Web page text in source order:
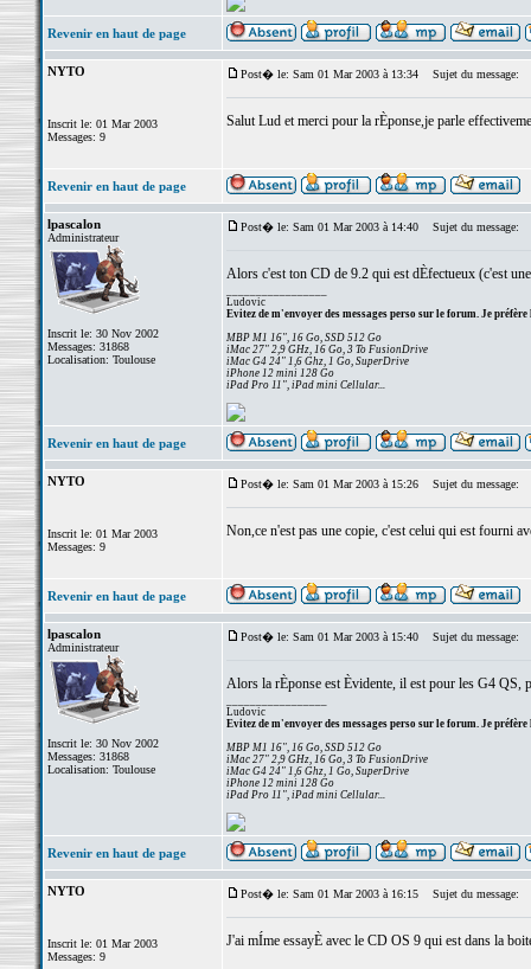
Revenir en haut de page
NYTO
Inscrit le: 01 Mar 2003
Messages: 9
Post� le: Sam 01 Mar 2003 à 13:34 Sujet du message:
Salut Lud et merci pour la rÈponse,je parle
Revenir en haut de page
lpascalon
Administrateur
Inscrit le: 30 Nov 2002
Messages: 31868
Localisation: Toulouse
Post� le: Sam 01 Mar 2003 à 14:40 Sujet du message:
Alors c'est ton CD de 9.2 qui est dÈfectueux (c'est
Ludovic
Evitez de m'envoyer des messages perso sur le forum. Je préfère
MBP M1 16", 16 Go, SSD 512 Go
iMac 27" 2,9 GHz, 16 Go, 3 To FusionDrive
iMac G4 24" 1,6 Ghz, 1 Go, SuperDrive
iPhone 12 mini 128 Go
iPad Pro 11", iPad mini Cellular...
Revenir en haut de page
NYTO
Inscrit le: 01 Mar 2003
Messages: 9
Post� le: Sam 01 Mar 2003 à 15:26 Sujet du message:
Non,ce n'est pas une copie, c'est celui qui est fourni
Revenir en haut de page
lpascalon
Administrateur
Inscrit le: 30 Nov 2002
Messages: 31868
Localisation: Toulouse
Post� le: Sam 01 Mar 2003 à 15:40 Sujet du message:
Alors la rÈponse est Èvidente, il est pour les G4
Ludovic
Evitez de m'envoyer des messages perso sur le forum. Je préfère
MBP M1 16", 16 Go, SSD 512 Go
iMac 27" 2,9 GHz, 16 Go, 3 To FusionDrive
iMac G4 24" 1,6 Ghz, 1 Go, SuperDrive
iPhone 12 mini 128 Go
iPad Pro 11", iPad mini Cellular...
Revenir en haut de page
NYTO
Inscrit le: 01 Mar 2003
Messages: 9
Post� le: Sam 01 Mar 2003 à 16:15 Sujet du message:
J'ai mÍme essayÈ avec le CD OS 9 qui est dans la